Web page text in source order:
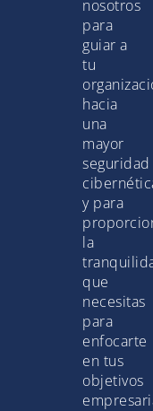
nosotros
para
guiar a
tu
hacia
una
mayor
seguridad
y para
la
que
necesitas
para
enfocarte
en tus
objetivos